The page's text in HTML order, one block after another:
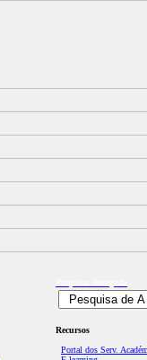
Recursos
Portal dos Serv.